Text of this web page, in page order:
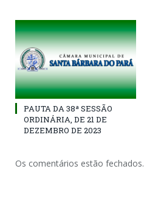
PAUTA DA 38ª SESSÃO
ORDINÁRIA, DE 21 DE
DEZEMBRO DE 2023
Os comentários estão fechados.